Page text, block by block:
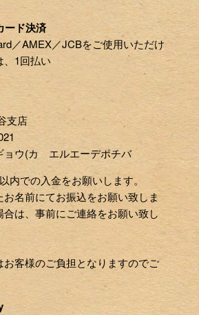
ード決済
／AMEX／JCBをご使用いただけ
、1回払い
支店
ウ(カ エルエーデポチバ
内での入金をお願いします。
名前にてお振込をお願い致しま
は、事前にご連絡をお願い致し
客様のご負担となりますのでご